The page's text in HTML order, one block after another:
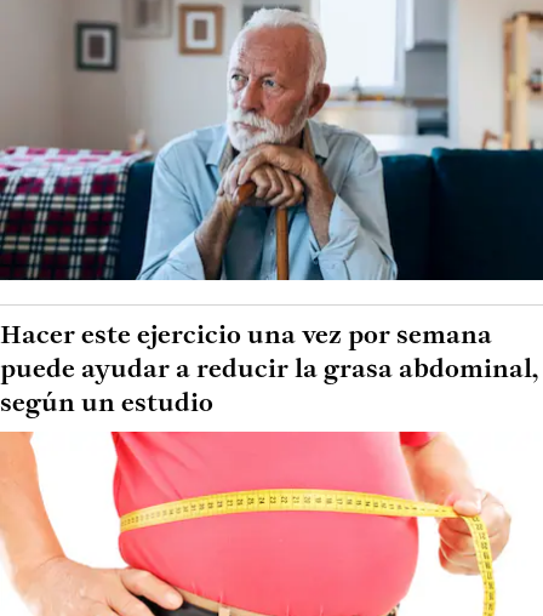
Hacer este ejercicio una vez por semana
puede ayudar a reducir la grasa abdominal,
según un estudio